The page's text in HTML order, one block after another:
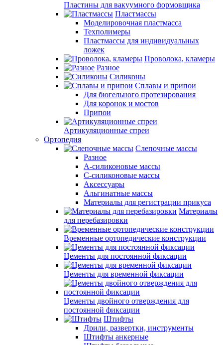
Пластины для вакуумного формовщика
Пластмассы
Моделировочная пластмасса
Техполимеры
Пластмассы для индивидуальных
ложек
Проволока, кламеры
Разное
Силиконы
Сплавы и припои
Для бюгельного протезирования
Для коронок и мостов
Припои
Артикуляционные спреи
Ортопедия
Слепочные массы
Разное
А-силиконовые массы
С-силиконовые массы
Аксессуары
Альгинатные массы
Материалы для регистрации прикуса
Материалы
для перебазировки
Временные ортопедические конструкции
Цементы для постоянной фиксации
Цементы для временной фиксации
Цементы двойного отверждения для
постоянной фиксации
Штифты
Дрили, развертки, инструменты
Штифты анкерные